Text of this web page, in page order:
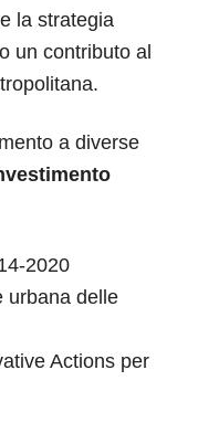
la strategia
un contributo al
a diverse
2020
urbana delle
Actions per